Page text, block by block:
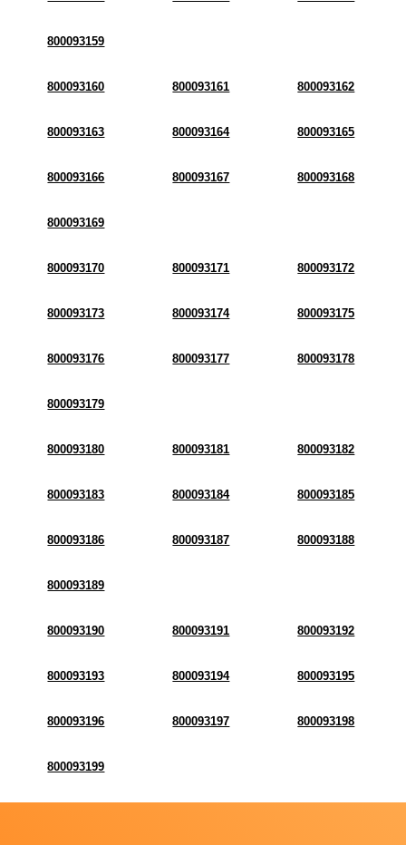
800093159
800093160 800093161 800093162
800093163 800093164 800093165
800093166 800093167 800093168
800093169
800093170 800093171 800093172
800093173 800093174 800093175
800093176 800093177 800093178
800093179
800093180 800093181 800093182
800093183 800093184 800093185
800093186 800093187 800093188
800093189
800093190 800093191 800093192
800093193 800093194 800093195
800093196 800093197 800093198
800093199